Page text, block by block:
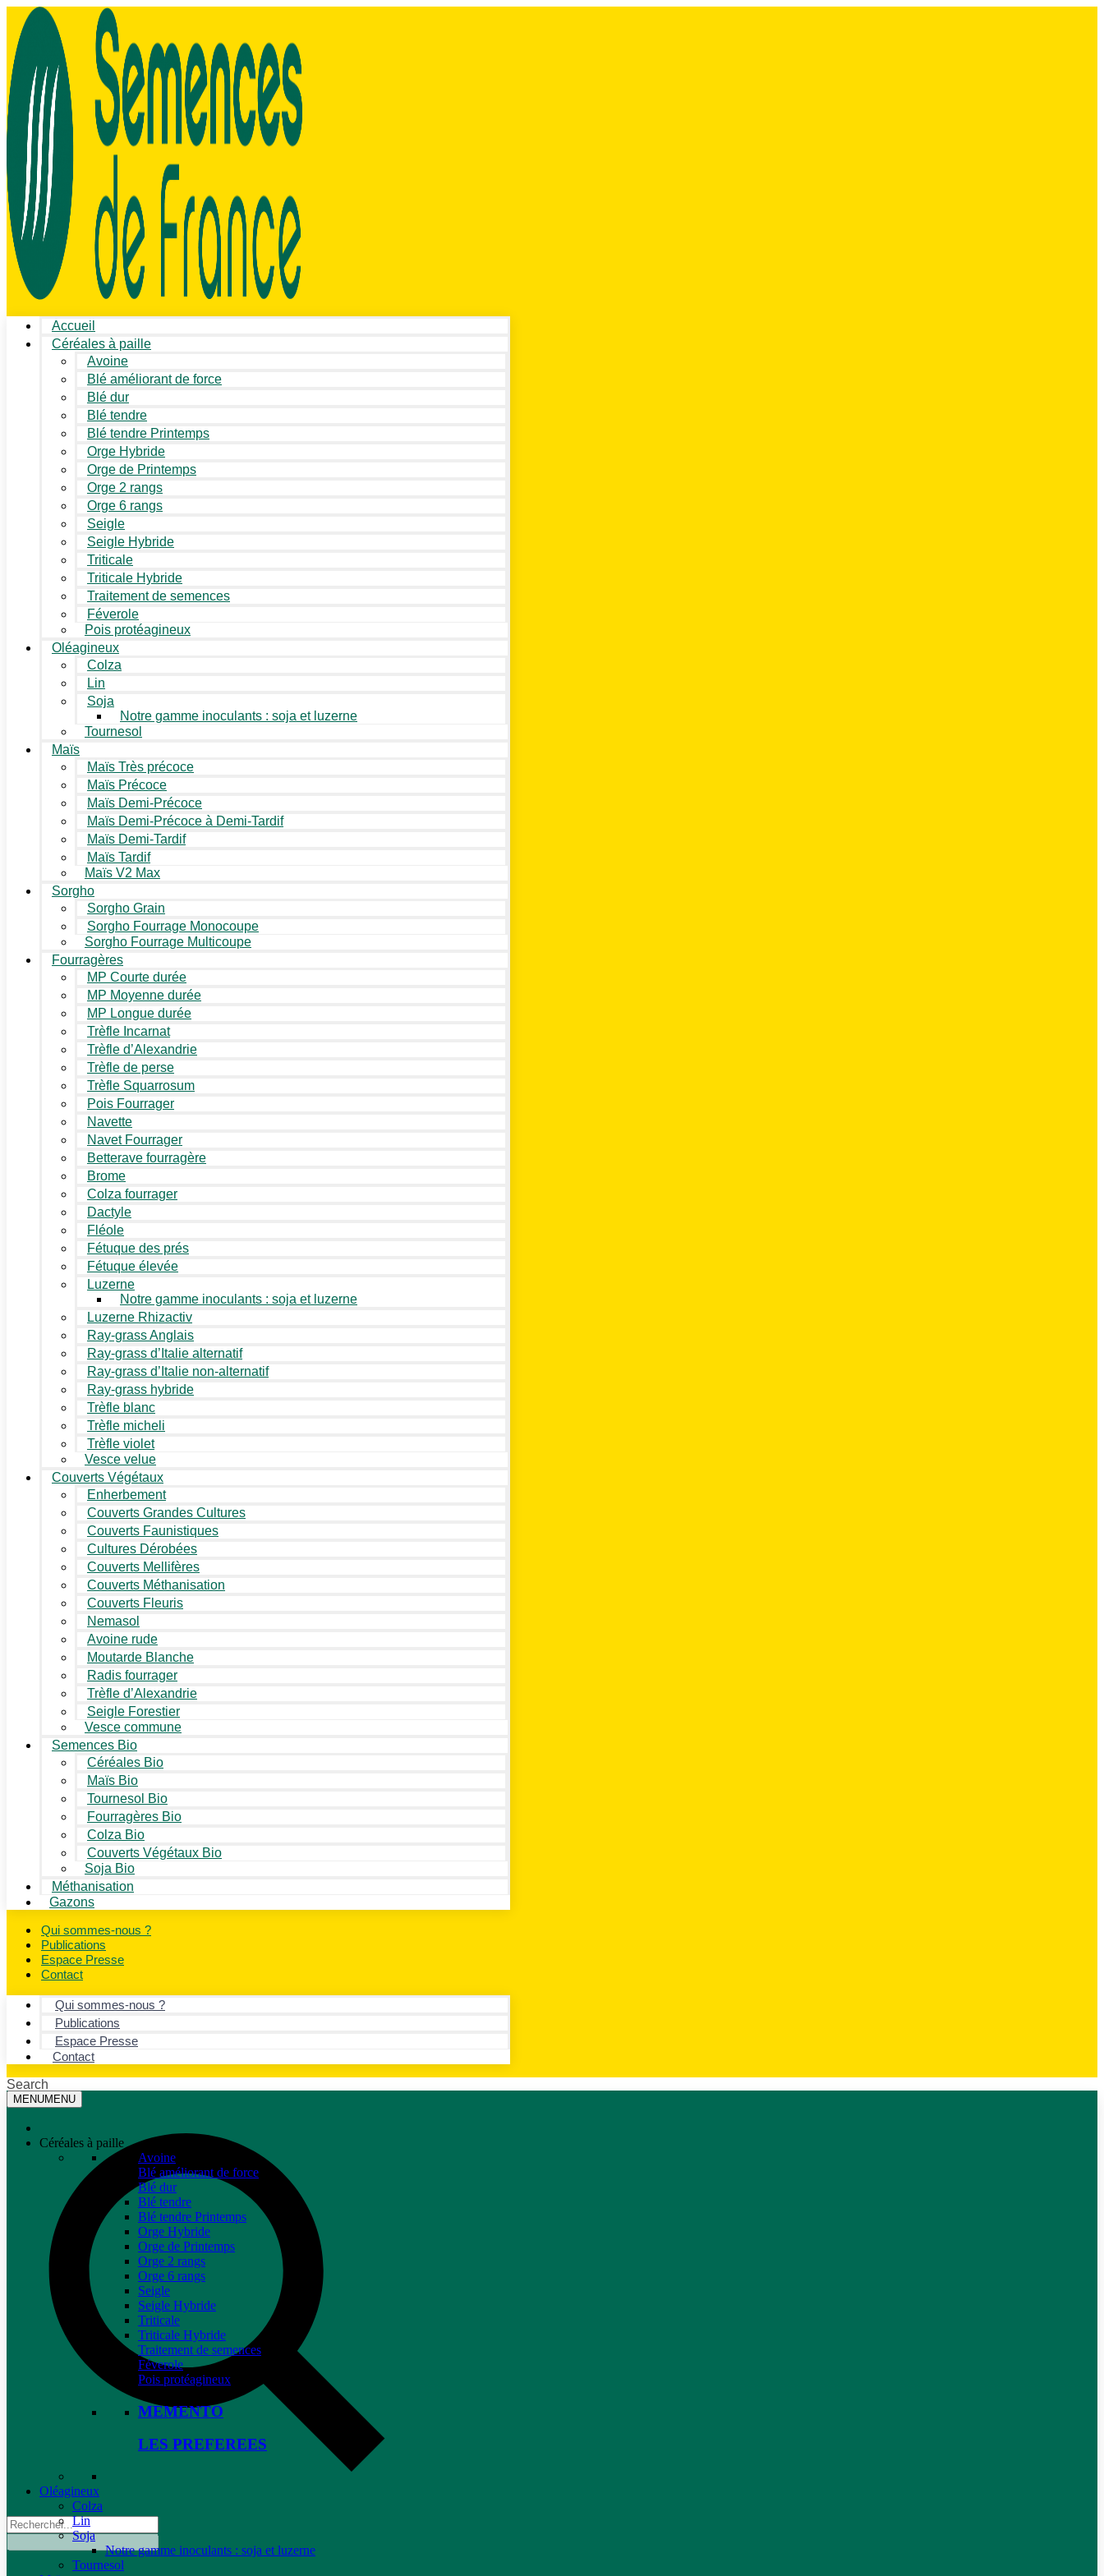
Accueil
Céréales à paille
Avoine
Blé améliorant de force
Blé dur
Blé tendre
Blé tendre Printemps
Orge Hybride
Orge de Printemps
Orge 2 rangs
Orge 6 rangs
Seigle
Seigle Hybride
Triticale
Triticale Hybride
Traitement de semences
Féverole
Pois protéagineux
Oléagineux
Colza
Lin
Soja
Notre gamme inoculants : soja et luzerne
Tournesol
Maïs
Maïs Très précoce
Maïs Précoce
Maïs Demi-Précoce
Maïs Demi-Précoce à Demi-Tardif
Maïs Demi-Tardif
Maïs Tardif
Maïs V2 Max
Sorgho
Sorgho Grain
Sorgho Fourrage Monocoupe
Sorgho Fourrage Multicoupe
Fourragères
MP Courte durée
MP Moyenne durée
MP Longue durée
Trèfle Incarnat
Trèfle d’Alexandrie
Trèfle de perse
Trèfle Squarrosum
Pois Fourrager
Navette
Navet Fourrager
Betterave fourragère
Brome
Colza fourrager
Dactyle
Fléole
Fétuque des prés
Fétuque élevée
Luzerne
Notre gamme inoculants : soja et luzerne
Luzerne Rhizactiv
Ray-grass Anglais
Ray-grass d’Italie alternatif
Ray-grass d’Italie non-alternatif
Ray-grass hybride
Trèfle blanc
Trèfle micheli
Trèfle violet
Vesce velue
Couverts Végétaux
Enherbement
Couverts Grandes Cultures
Couverts Faunistiques
Cultures Dérobées
Couverts Mellifères
Couverts Méthanisation
Couverts Fleuris
Nemasol
Avoine rude
Moutarde Blanche
Radis fourrager
Trèfle d’Alexandrie
Seigle Forestier
Vesce commune
Semences Bio
Céréales Bio
Maïs Bio
Tournesol Bio
Fourragères Bio
Colza Bio
Couverts Végétaux Bio
Soja Bio
Méthanisation
Gazons
Qui sommes-nous ?
Publications
Espace Presse
Contact
Qui sommes-nous ?
Publications
Espace Presse
Contact
Search
MENUMENU
Céréales à paille
Avoine
Blé améliorant de force
Blé dur
Blé tendre
Blé tendre Printemps
Orge Hybride
Orge de Printemps
Orge 2 rangs
Orge 6 rangs
Seigle
Seigle Hybride
Triticale
Triticale Hybride
Traitement de semences
Féverole
Pois protéagineux
MEMENTO
LES PREFEREES
Oléagineux
Colza
Lin
Soja
Notre gamme inoculants : soja et luzerne
Tournesol